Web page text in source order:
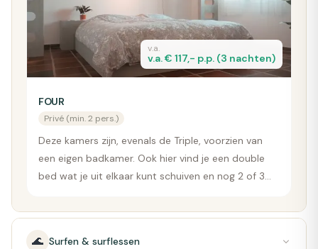
v.a.
v.a. € 117,- p.p. (3 nachten)
FOUR
Privé (min. 2 pers.)
Deze kamers zijn, evenals de Triple, voorzien van
een eigen badkamer. Ook hier vind je een double
bed wat je uit elkaar kunt schuiven en nog 2 of 3
🌊 Surfen & surflessen